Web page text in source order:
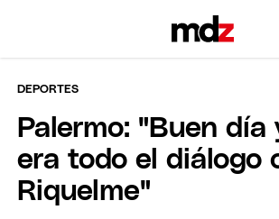
DEPORTES
Palermo: "Buen día
era todo el diálogo
Riquelme"